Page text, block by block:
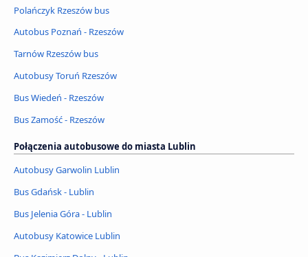
Polańczyk Rzeszów bus
Autobus Poznań - Rzeszów
Tarnów Rzeszów bus
Autobusy Toruń Rzeszów
Bus Wiedeń - Rzeszów
Bus Zamość - Rzeszów
Połączenia autobusowe do miasta Lublin
Autobusy Garwolin Lublin
Bus Gdańsk - Lublin
Bus Jelenia Góra - Lublin
Autobusy Katowice Lublin